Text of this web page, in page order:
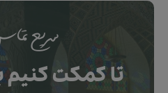
سریع
تا کمکت